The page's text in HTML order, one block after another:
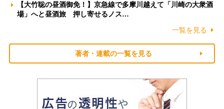
【大竹聡の昼酒御免！】京急線で多摩川越えて「川崎の大衆酒
場」へと昼酒旅 押し寄せるノス…
一覧を見る
著者・連載の一覧を見る